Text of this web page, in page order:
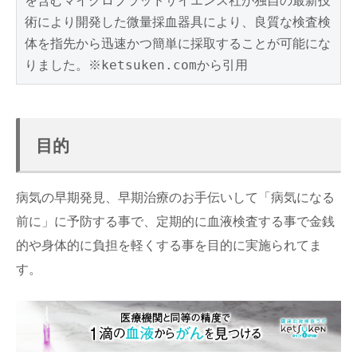
術により開発した微量採血器具により、良質な検査検
体を指先から迅速かつ簡単に採取することが可能にな
りました。※ketsuken.comから引用
目的
病気の早期発見、早期治療のお手伝いして「病気になる
前に」に予防する事で、定期的に血液検査する事で金銭
的や身体的に負担を軽くする事を目的に実施られてま
す。